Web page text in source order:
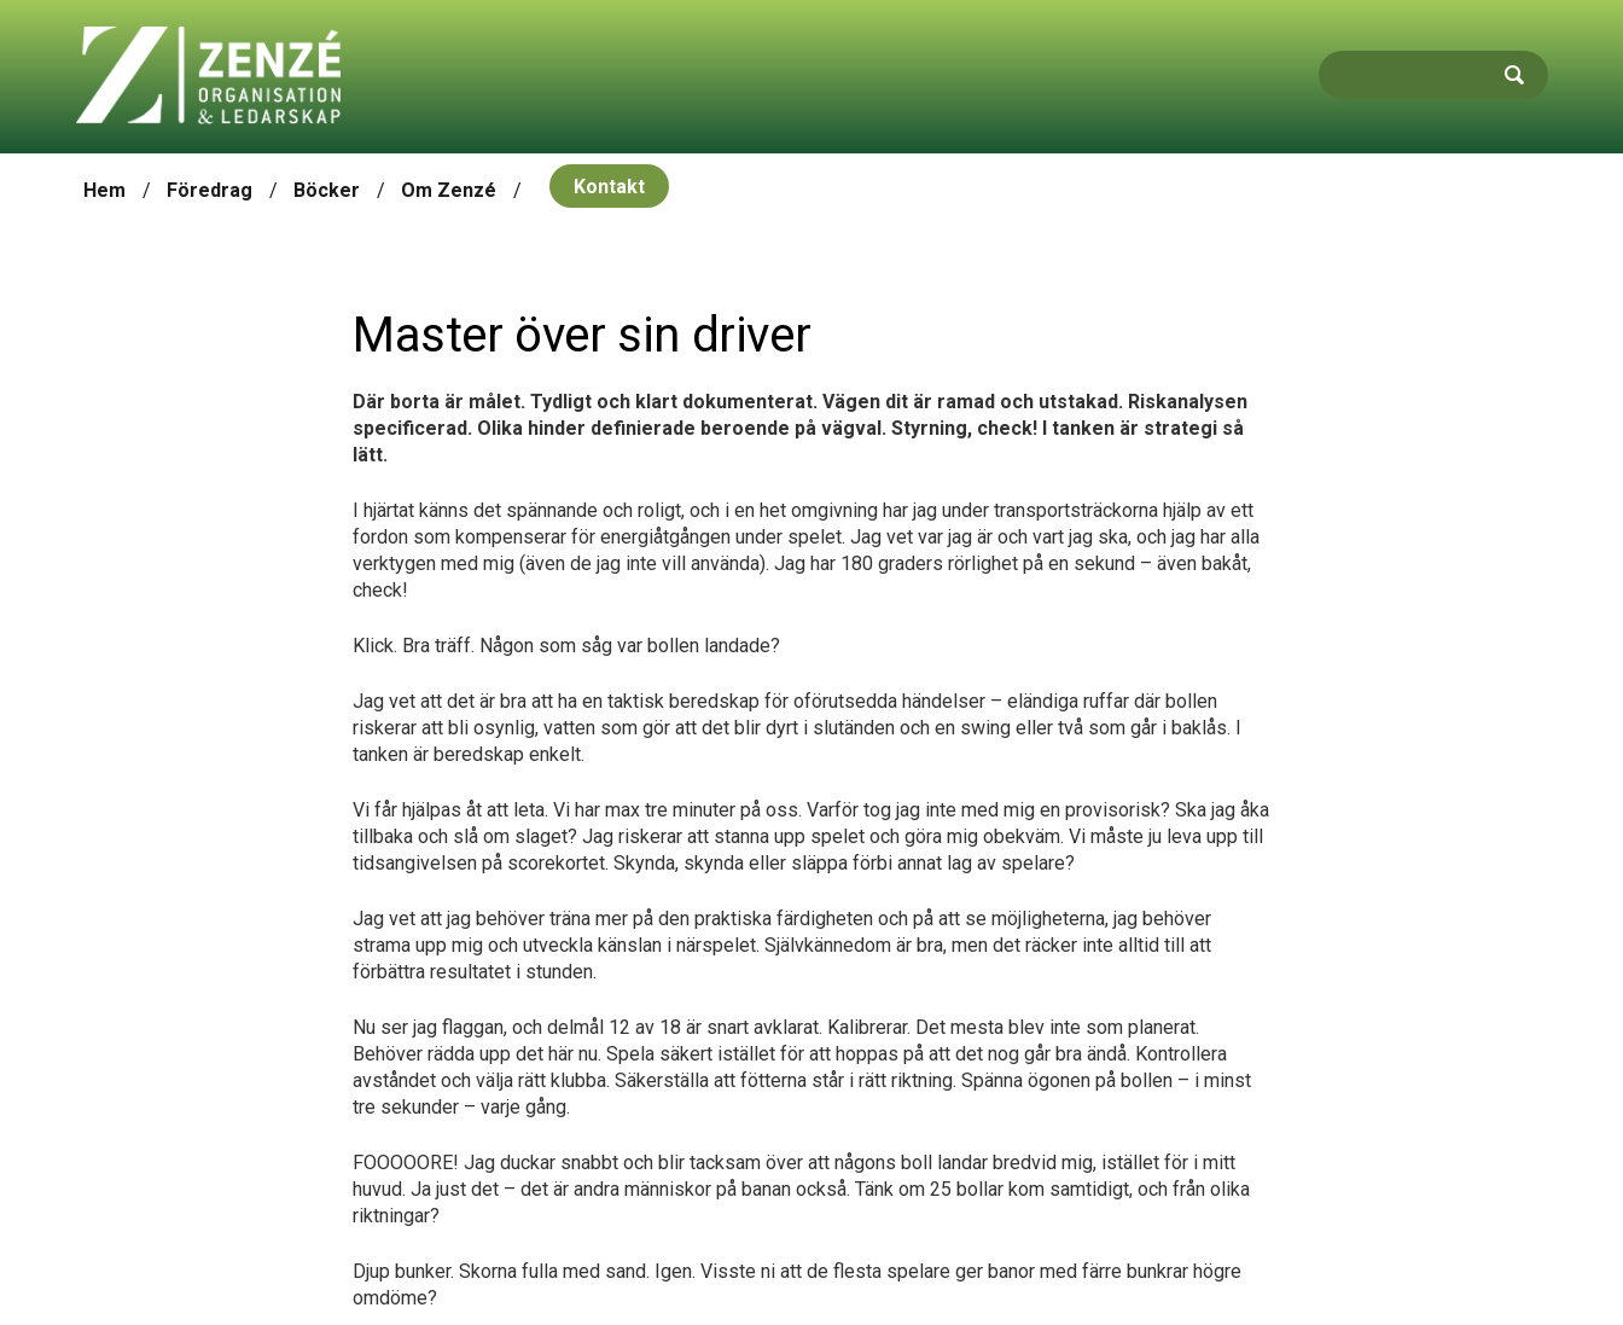
Hem Föredrag Böcker Om Zenzé Kontakt
Master över sin driver
Där borta är målet. Tydligt och klart dokumenterat. Vägen dit är ramad och utstakad. Riskanalysen
specificerad. Olika hinder definierade beroende på vägval. Styrning, check! I tanken är strategi så
lätt.
I hjärtat känns det spännande och roligt, och i en het omgivning har jag under transportsträckorna hjälp av ett
fordon som kompenserar för energiåtgången under spelet. Jag vet var jag är och vart jag ska, och jag har alla
verktygen med mig (även de jag inte vill använda). Jag har 180 graders rörlighet på en sekund – även bakåt,
check!
Klick. Bra träff. Någon som såg var bollen landade?
Jag vet att det är bra att ha en taktisk beredskap för oförutsedda händelser – eländiga ruffar där bollen
riskerar att bli osynlig, vatten som gör att det blir dyrt i slutänden och en swing eller två som går i baklås. I
tanken är beredskap enkelt.
Vi får hjälpas åt att leta. Vi har max tre minuter på oss. Varför tog jag inte med mig en provisorisk? Ska jag åka
tillbaka och slå om slaget? Jag riskerar att stanna upp spelet och göra mig obekväm. Vi måste ju leva upp till
tidsangivelsen på scorekortet. Skynda, skynda eller släppa förbi annat lag av spelare?
Jag vet att jag behöver träna mer på den praktiska färdigheten och på att se möjligheterna, jag behöver
strama upp mig och utveckla känslan i närspelet. Självkännedom är bra, men det räcker inte alltid till att
förbättra resultatet i stunden.
Nu ser jag flaggan, och delmål 12 av 18 är snart avklarat. Kalibrerar. Det mesta blev inte som planerat.
Behöver rädda upp det här nu. Spela säkert istället för att hoppas på att det nog går bra ändå. Kontrollera
avståndet och välja rätt klubba. Säkerställa att fötterna står i rätt riktning. Spänna ögonen på bollen – i minst
tre sekunder – varje gång.
FOOOOORE! Jag duckar snabbt och blir tacksam över att någons boll landar bredvid mig, istället för i mitt
huvud. Ja just det – det är andra människor på banan också. Tänk om 25 bollar kom samtidigt, och från olika
riktningar?
Djup bunker. Skorna fulla med sand. Igen. Visste ni att de flesta spelare ger banor med färre bunkrar högre
omdöme?